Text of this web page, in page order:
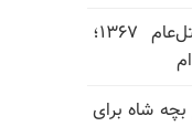
نقش مستقیم خمینی در قتل‌عام ۱۳۶۷؛
بچه شاه برای